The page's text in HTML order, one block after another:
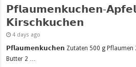
𝗣𝗳𝗹𝗮𝘂𝗺𝗲𝗻𝗸𝘂𝗰𝗵𝗲𝗻-
𝗞𝗶𝗿𝘀𝗰𝗵𝗸𝘂𝗰𝗵𝗲𝗻
4 days ago
𝗣𝗳𝗹𝗮𝘂𝗺𝗲𝗻𝗸𝘂𝗰𝗵𝗲𝗻 Zutaten 500 g Pflaumen
Butter 2 …